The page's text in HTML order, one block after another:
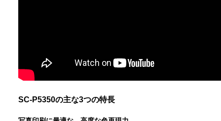
SC-P5350の主な3つの特長